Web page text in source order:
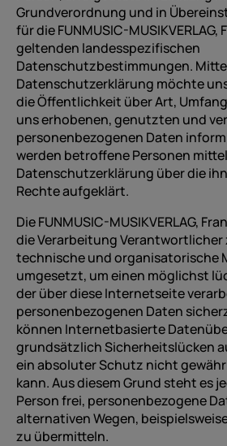
Grundverordnung und in
für die FUNMUSIC-MUSIKVERLAG,
geltenden landesspezifischen
Datenschutzbestimmungen.
Datenschutzerklärung möchte
die Öffentlichkeit über Art,
uns erhobenen, genutzten und
personenbezogenen Daten
werden betroffene Personen
Datenschutzerklärung über die
Rechte aufgeklärt.
Die FUNMUSIC-MUSIKVERLAG,
die Verarbeitung Verantwortlicher
technische und organisatorische
umgesetzt, um einen möglichst
der über diese Internetseite
personenbezogenen Daten
können Internetbasierte
grundsätzlich Sicherheitslücken
ein absoluter Schutz nicht
kann. Aus diesem Grund steht es
Person frei, personenbezogene
alternativen Wegen,
zu übermitteln.